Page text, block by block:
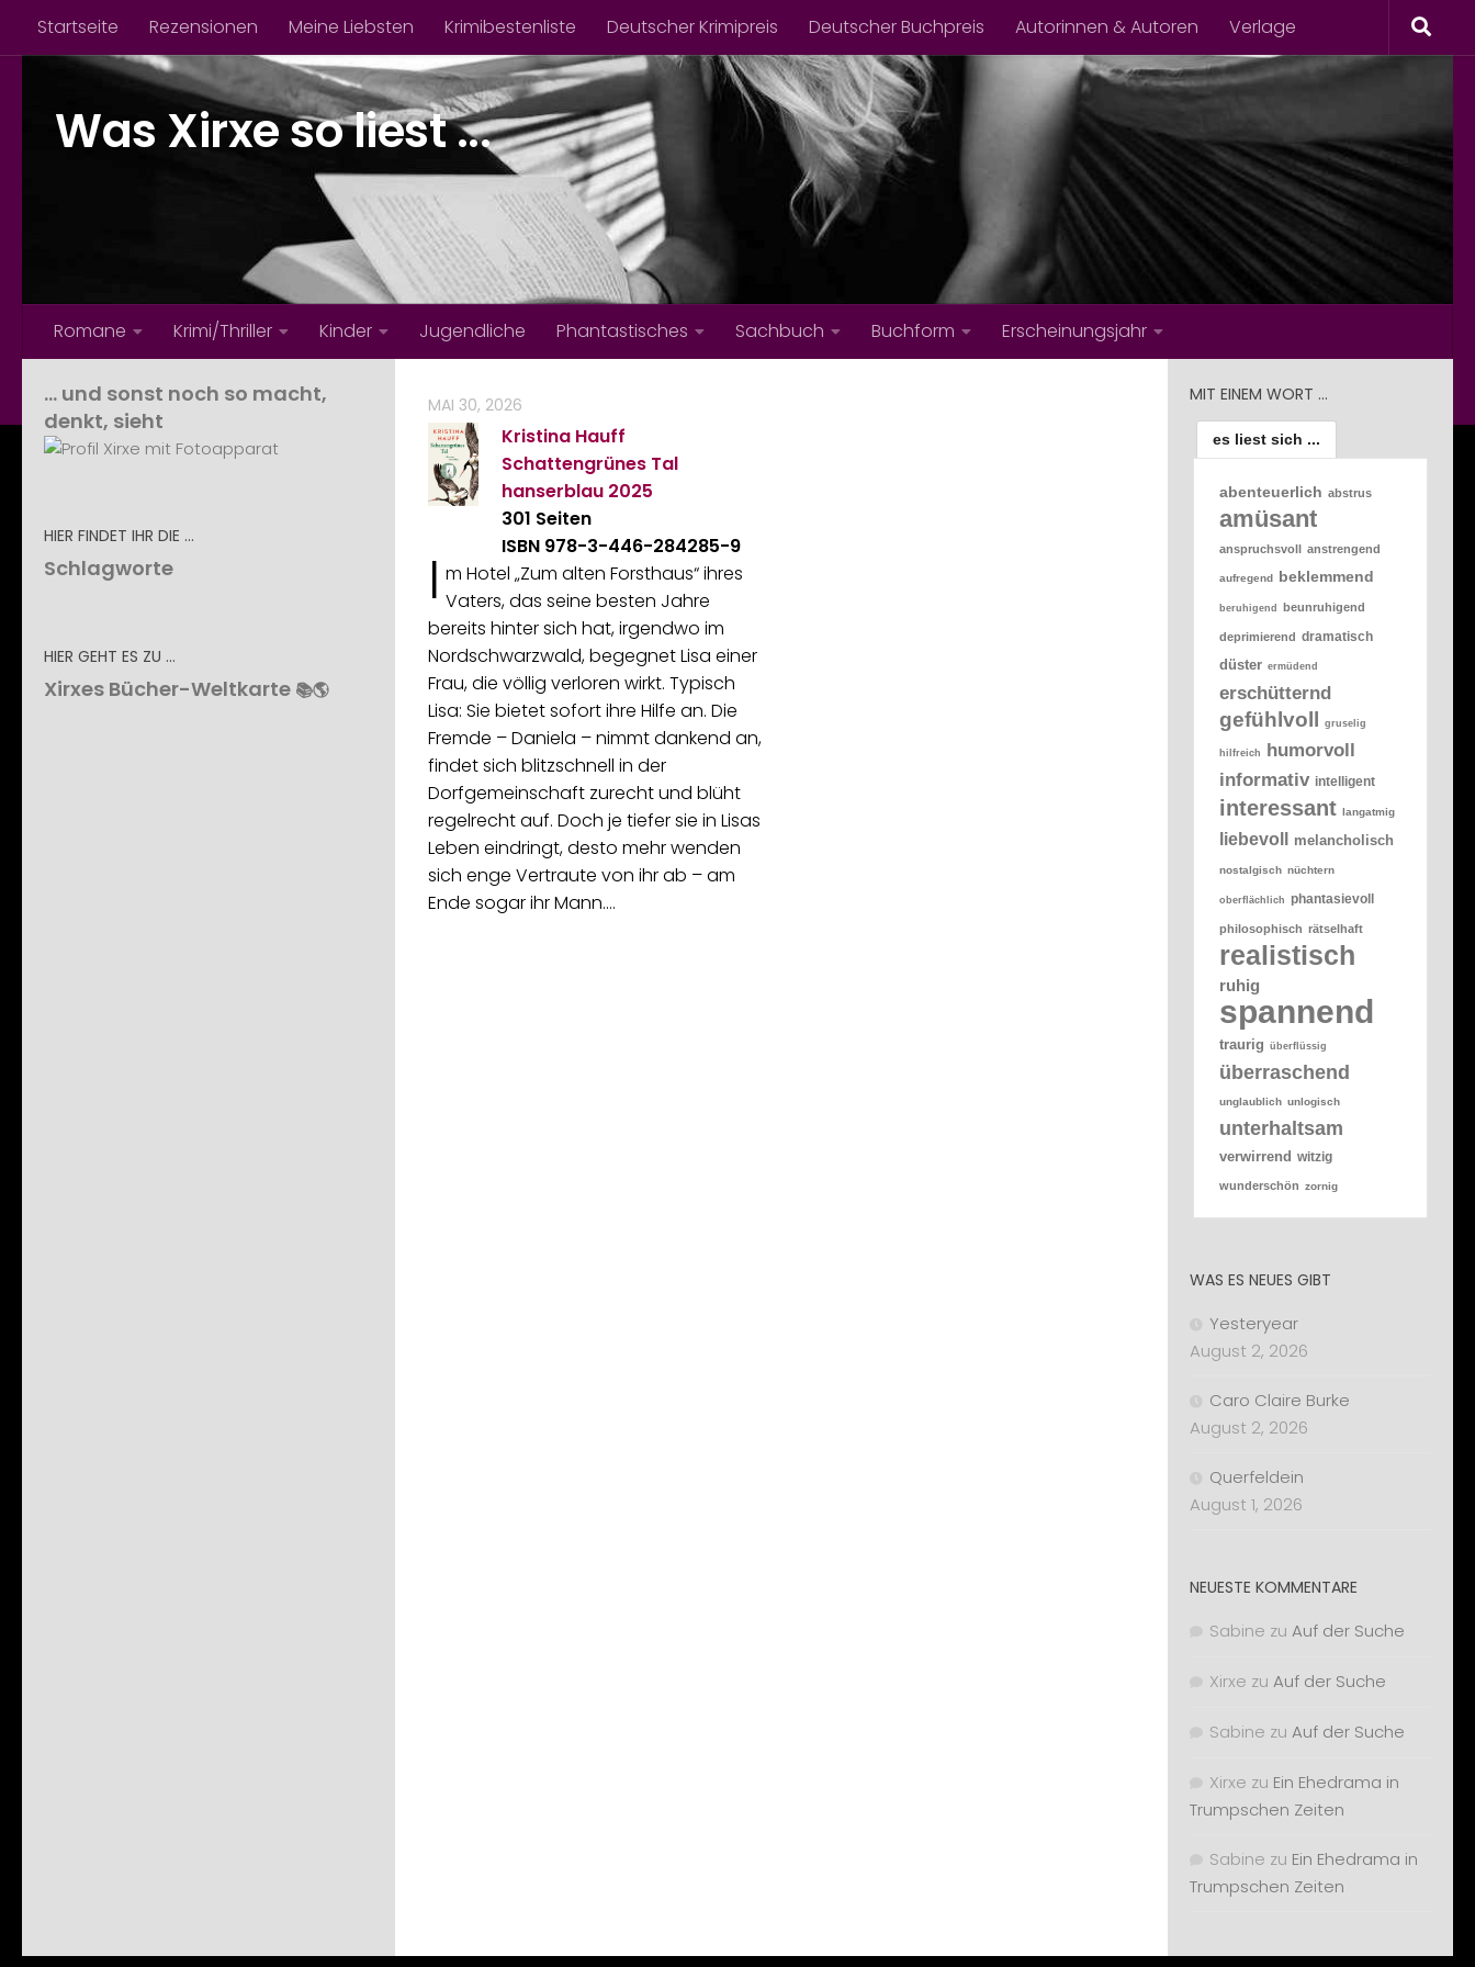
Zum Inhalt springen
Startseite Rezensionen Meine Liebsten Krimibestenliste Deutscher Krimipreis Deutscher Buchpreis Autorinnen & Autoren Verlage
Was Xirxe so liest ...
Romane Krimi/Thriller Kinder Jugendliche Phantastisches Sachbuch Buchform Erscheinungsjahr
MAI 30, 2026
Kristina Hauff
Schattengrünes Tal
hanserblau 2025
301 Seiten
ISBN 978-3-446-284285-9
I m Hotel „Zum alten Forsthaus“ ihres
Vaters, das seine besten Jahre
bereits hinter sich hat, irgendwo im
Nordschwarzwald, begegnet Lisa einer
Frau, die völlig verloren wirkt. Typisch
Lisa: Sie bietet sofort ihre Hilfe an. Die
Fremde – Daniela – nimmt dankend an,
findet sich blitzschnell in der
Dorfgemeinschaft zurecht und blüht
regelrecht auf. Doch je tiefer sie in Lisas
Leben eindringt, desto mehr wenden
sich enge Vertraute von ihr ab – am
Ende sogar ihr Mann.…
… und sonst noch so macht,
denkt, sieht
HIER FINDET IHR DIE …
Schlagworte
HIER GEHT ES ZU …
Xirxes Bücher-Weltkarte 📚🌎
MIT EINEM WORT …
es liest sich ...
abenteuerlich abstrus
amüsant
anspruchsvoll anstrengend
aufregend beklemmend
beruhigend beunruhigend
deprimierend dramatisch
düster ermüdend
erschütternd
gefühlvoll gruselig
hilfreich
humorvoll
informativ intelligent
interessant langatmig
liebevoll melancholisch
nostalgisch nüchtern
oberflächlich phantasievoll
philosophisch rätselhaft
realistisch
ruhig
spannend
traurig überflüssig
überraschend
unglaublich unlogisch
unterhaltsam
verwirrend witzig
wunderschön zornig
WAS ES NEUES GIBT
Yesteryear
August 2, 2026
Caro Claire Burke
August 2, 2026
Querfeldein
August 1, 2026
NEUESTE KOMMENTARE
Sabine zu Auf der Suche
Xirxe zu Auf der Suche
Sabine zu Auf der Suche
Xirxe zu Ein Ehedrama in
Trumpschen Zeiten
Sabine zu Ein Ehedrama in
Trumpschen Zeiten